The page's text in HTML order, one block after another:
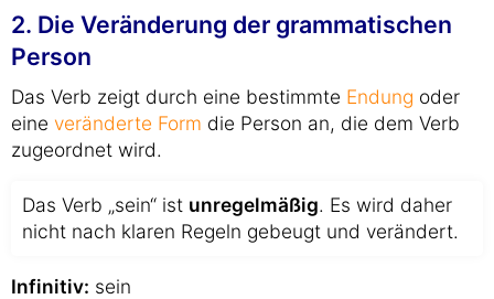
2. Die Veränderung der grammatischen
Person
Das Verb zeigt durch eine bestimmte Endung oder
eine veränderte Form die Person an, die dem Verb
zugeordnet wird.
Das Verb „sein“ ist unregelmäßig. Es wird daher
nicht nach klaren Regeln gebeugt und verändert.
Infinitiv: sein